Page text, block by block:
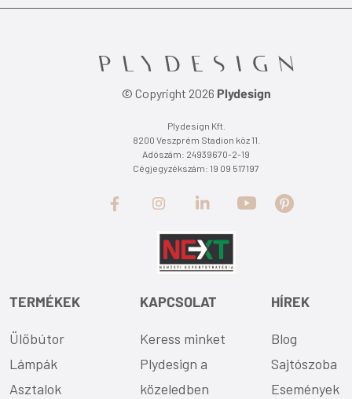
© Copyright 2026 Plydesign
Plydesign Kft.
8200 Veszprém Stadion köz 11.
Adószám: 24939670-2-19
Cégjegyzékszám: 19 09 517197
TERMÉKEK
Ülőbútor
Lámpák
Asztalok
KAPCSOLAT
Keress minket
Plydesign a
közeledben
HÍREK
Blog
Sajtószoba
Események